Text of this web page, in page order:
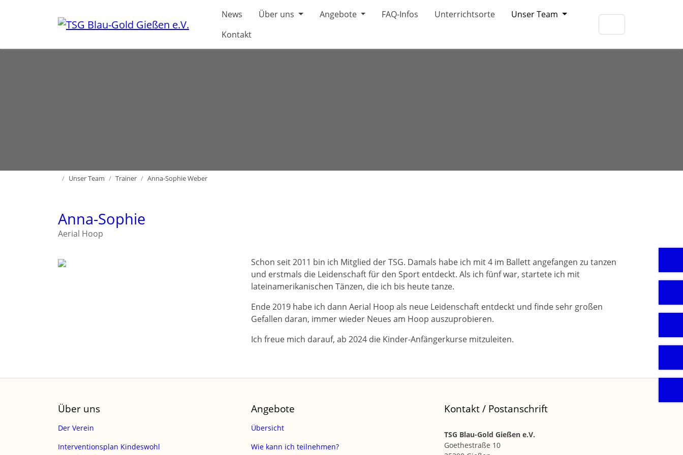
News Über uns Angebote FAQ-Infos Unterrichtsorte
Unser Team
Kontakt
HomeUnser Team Trainer Anna-Sophie Weber
Anna-Sophie
Aerial Hoop
Schon seit 2011 bin ich Mitglied der TSG. Damals habe ich mit 4 im Ballett angefangen zu tanzen
und erstmals die Leidenschaft für den Sport entdeckt. Als ich fünf war, startete ich mit
lateinamerikanischen Tänzen, die ich bis heute tanze.
Ende 2019 habe ich dann Aerial Hoop als neue Leidenschaft entdeckt und finde sehr großen
Gefallen daran, immer wieder Neues am Hoop auszuprobieren.
Ich freue mich darauf, ab 2024 die Kinder-Anfängerkurse mitzuleiten.
Über uns
Der Verein
Interventionsplan Kindeswohl
Angebote
Übersicht
Wie kann ich teilnehmen?
Kontakt / Postanschrift
TSG Blau-Gold Gießen e.V.
Goethestraße 10